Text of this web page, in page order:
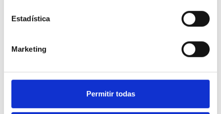
Estadística
Marketing
Permitir todas
la próxima vez que comente.